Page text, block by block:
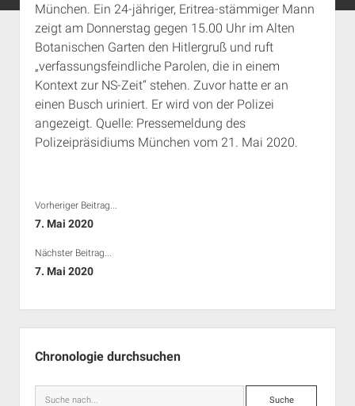
Aktuelles
Termine
open
dropdown
menu
Antifaschistische Termine im Süden
Antifaschistische Termine in München
Rechte Termine im Süden
Rechte Termine München
Chronologie
Das Archiv
open
dropdown
menu
a.i.d.a. e. V. unterstützen
Über a.i.d.a.
Impressum
München. Ein 24-jähriger, Eritrea-stämmiger Mann
zeigt am Donnerstag gegen 15.00 Uhr im Alten
Botanischen Garten den Hitlergruß und ruft
„verfassungsfeindliche Parolen, die in einem
Kontext zur NS-Zeit“ stehen. Zuvor hatte er an
einen Busch uriniert. Er wird von der Polizei
angezeigt. Quelle: Pressemeldung des
Polizeipräsidiums München vom 21. Mai 2020.
Vorheriger Beitrag...
7. Mai 2020
Nächster Beitrag...
7. Mai 2020
Chronologie durchsuchen
Suche